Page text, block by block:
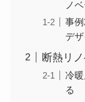
ノ
事
デ
断熱リ
冷
る